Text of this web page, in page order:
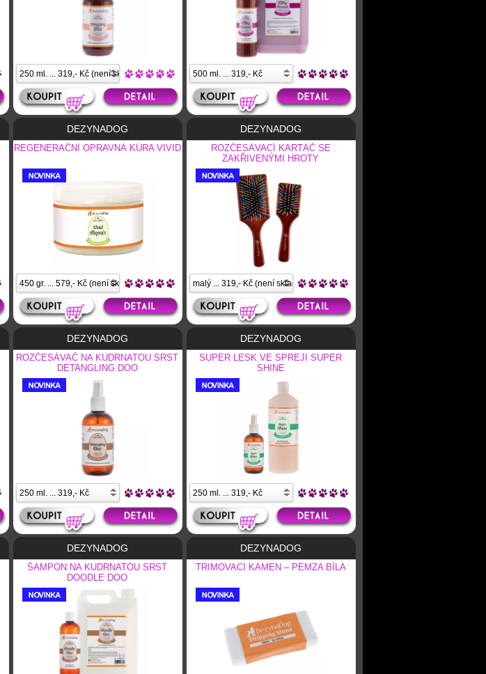
DEZYNADOG
REGENERAČNÍ OPRAVNÁ KÚRA VIVID
DEZYNADOG
ROZČESÁVACÍ KARTÁČ SE
ZAKŘIVENÝMI HROTY
DEZYNADOG
ROZČESÁVAČ NA KUDRNATOU SRST
DETANGLING DOO
DEZYNADOG
SUPER LESK VE SPREJI SUPER
SHINE
DEZYNADOG
ŠAMPON NA KUDRNATOU SRST
DOODLE DOO
DEZYNADOG
TRIMOVACÍ KÁMEN – PEMZA BÍLÁ